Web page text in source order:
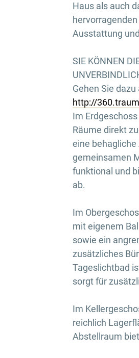
Haus als auch
Ausstattung
SIE KÖNNEN
Gehen Sie
http://
Im
Räume direkt
eine
gemeinsamen
funktional und
ab.
Im
mit eigenem
sowie ein
zusätzliches
Tageslichtbad
sorgt für
Im
reichlich
Abstellraum